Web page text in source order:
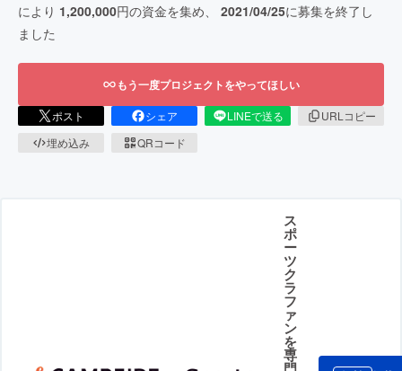
により 1,200,000円の資金を集め、 2021/04/25に募集を終了し
ました
もう一度プロジェクトをやってほしい
ポスト シェア LINEで送る
URLコピー
埋め込み
QRコード
ス
ポ
ー
ツ
ク
ラ
フ
ァ
ン
を
専